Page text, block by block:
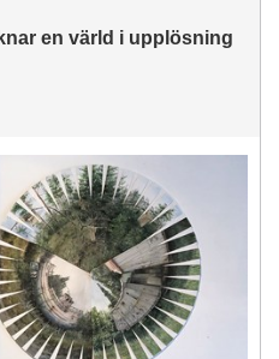
en värld i upplösning